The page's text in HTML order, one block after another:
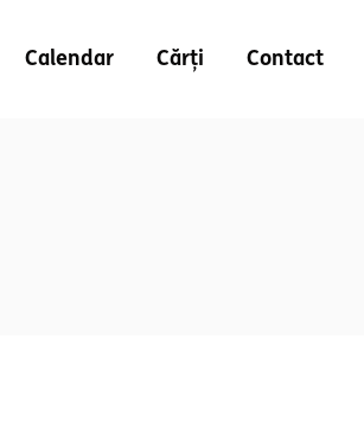
Calendar Cărți Contact